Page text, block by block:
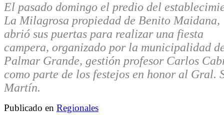
El pasado domingo el predio del
La Milagrosa propiedad de Benito Maidana,
abrió sus puertas para realizar una fiesta
campera, organizado por la municipalidad
Palmar Grande, gestión profesor Carlos
como parte de los festejos en honor al Gral.
Martín.
Publicado en Regionales